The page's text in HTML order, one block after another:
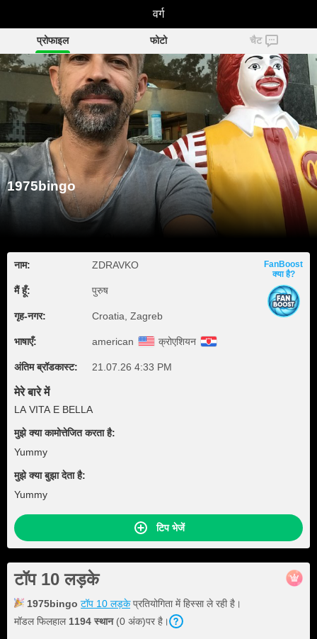
1975bingo
प्रोफाइल फोटो चैट
1975bingo
नाम: ZDRAVKO
मैं हूँ: पुरुष
गृह‑नगर: Croatia, Zagreb
भाषाएँ: american क्रोएशियन
अंतिम ब्रॉडकास्ट: 21.07.26 4:33 PM
FanBoost
क्या है?
मेरे बारे में
LA VITA E BELLA
मुझे क्या कामोत्तेजित करता है:
Yummy
मुझे क्या बुझा देता है:
Yummy
टिप भेजें
टॉप 10 लड़के
1975bingo टॉप 10 लड़केप्रतियोगिता में हिस्सा ले रही है।
मॉडल फिलहाल 1194 स्थान(0 अंक)पर है।
वर्ग